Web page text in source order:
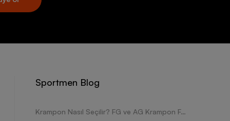
Sportmen Blog
Krampon Nasıl Seçilir? FG ve AG Krampon Farkları Nelerdir?